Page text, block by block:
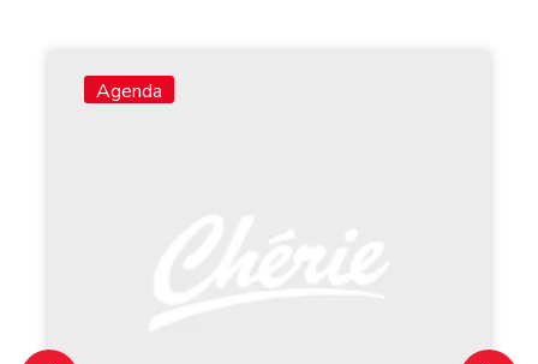
Agenda